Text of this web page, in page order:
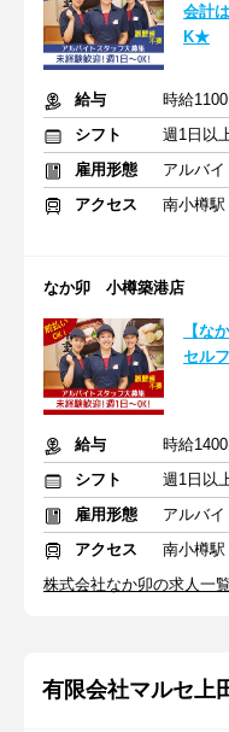
会計
K★
給与
時給
シフト
週1日以
雇用形態
アルバイ
アクセス
南小樽
なか卯 小樽築港店
【な
セル
給与
時給
シフト
週1日以
雇用形態
アルバイ
アクセス
南小樽
株式会社なか卯の求人一
有限会社マルセ上